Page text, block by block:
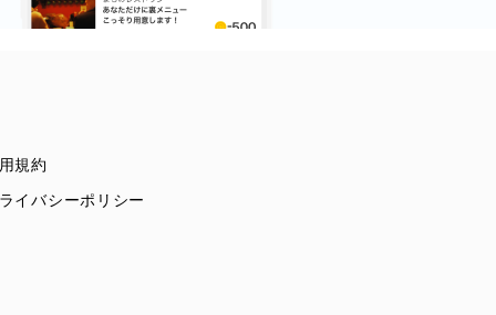
規約
イバシーポリシー